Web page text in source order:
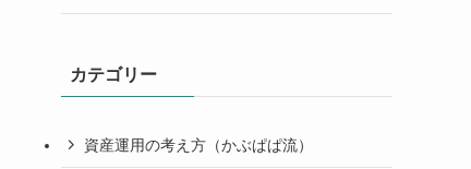
カテゴリー
資産運用の考え方（かぶぱぱ流）